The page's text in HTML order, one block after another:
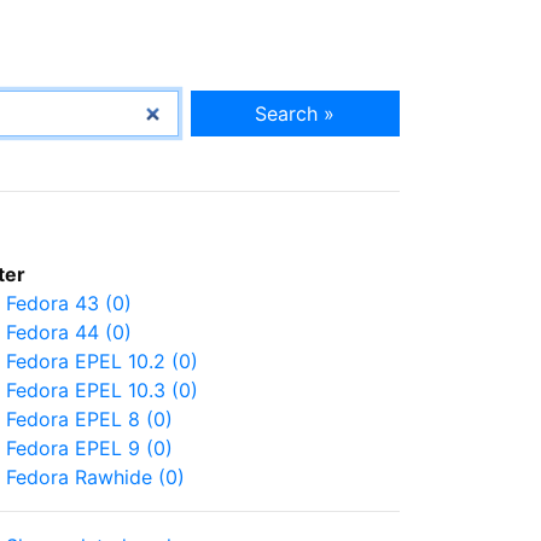
Search »
Fedora 43 (0)
Fedora 44 (0)
Fedora EPEL 10.2 (0)
Fedora EPEL 10.3 (0)
Fedora EPEL 8 (0)
Fedora EPEL 9 (0)
Fedora Rawhide (0)